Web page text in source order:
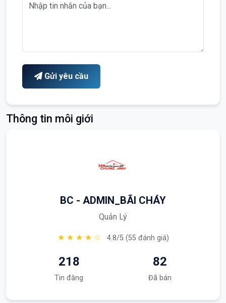
Gửi yêu cầu
Thông tin môi giới
BC - ADMIN_BÃI CHÁY
Quản Lý
★ ★ ★ ★ ☆ 4.8/5 (55 đánh giá)
218
Tin đăng
82
Đã bán